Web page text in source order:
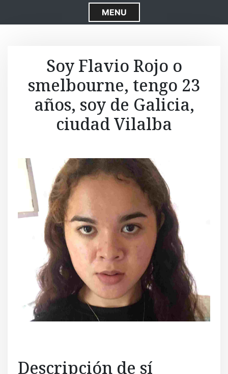
S
k
o
o
n
t
e
MENU
Soy Flavio Rojo o
smelbourne, tengo 23
años, soy de Galicia,
ciudad Vilalba
Descripción de sí